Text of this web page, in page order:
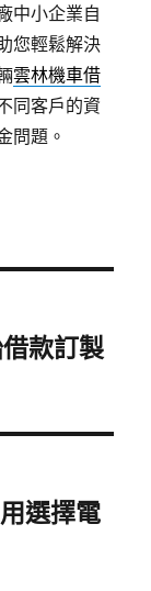
中小企業自
您輕鬆解決
雲林機車借
同客戶的資
問題。
款訂製
選擇電